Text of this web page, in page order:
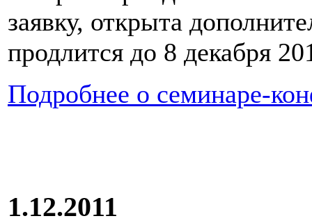
заявку, открыта
продлится до 8 декабря
Подробнее о cеминаре-
1.12.2011